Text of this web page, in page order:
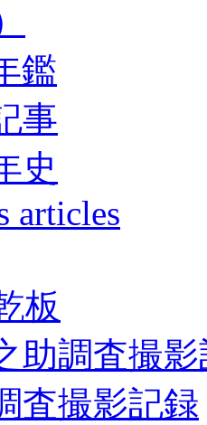
鑑
事
史
articles
板
助調査撮
査撮影記録